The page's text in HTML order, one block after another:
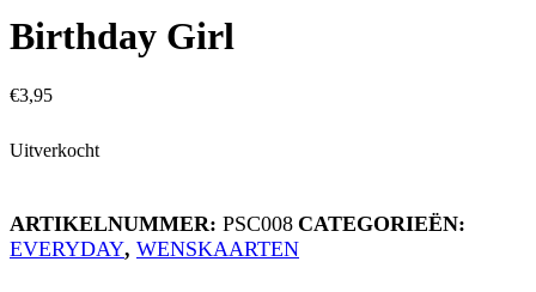
Birthday Girl
€3,95
Uitverkocht
ARTIKELNUMMER: PSC008 CATEGORIEËN:
EVERYDAY, WENSKAARTEN